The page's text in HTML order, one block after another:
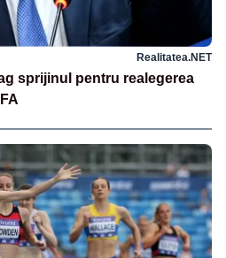
Realitatea.NET
sprijinul pentru realegerea